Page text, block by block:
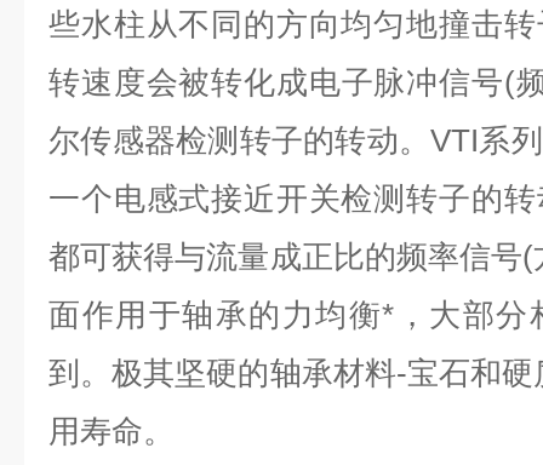
些水柱从不同的方向均匀地撞击
转速度会被转化成电子脉冲信号(
尔传感器检测转子的转动。VTI系
一个电感式接近开关检测转子的
都可获得与流量成正比的频率信号
面作用于轴承的力均衡*，大部分
到。极其坚硬的轴承材料-宝石和
用寿命。